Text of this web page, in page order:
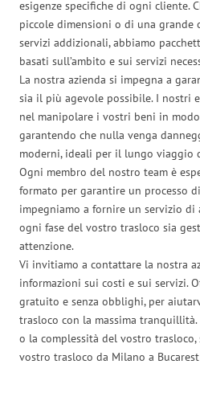
esigenze specifiche di ogni cliente.
piccole dimensioni o di una grande
servizi addizionali, abbiamo
basati sull’ambito e sui servizi
La nostra azienda si impegna a
sia il più agevole possibile. I nostri
nel manipolare i vostri beni in
garantendo che nulla venga
moderni, ideali per il lungo viaggio
Ogni membro del nostro team è
formato per garantire un processo
impegniamo a fornire un servizio
ogni fase del vostro trasloco sia
attenzione.
Vi invitiamo a contattare la nostra
informazioni sui costi e sui servizi.
gratuito e senza obblighi, per
trasloco con la massima
o la complessità del vostro
vostro trasloco da Milano a